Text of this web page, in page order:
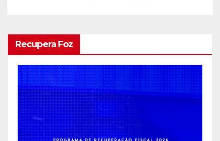
Recupera Foz